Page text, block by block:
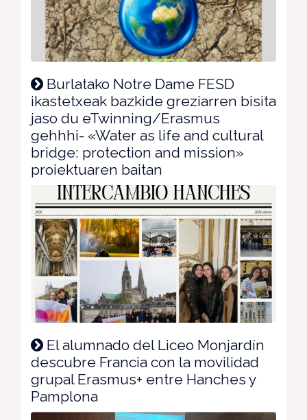
Burlatako Notre Dame FESD
ikastetxeak bazkide greziarren bisita
jaso du eTwinning/Erasmus
gehhhi- «Water as life and cultural
bridge: protection and mission»
proiektuaren baitan
El alumnado del Liceo Monjardín
descubre Francia con la movilidad
grupal Erasmus+ entre Hanches y
Pamplona